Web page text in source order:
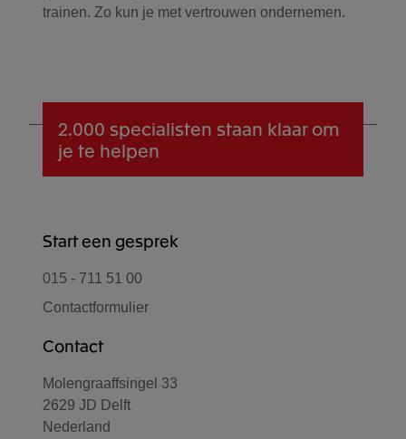
trainen. Zo kun je met vertrouwen ondernemen.
2.000 specialisten staan klaar om
je te helpen
Start een gesprek
015 - 711 51 00
Contactformulier
Contact
Molengraaffsingel 33
2629 JD Delft
Nederland